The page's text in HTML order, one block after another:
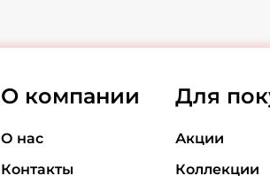
О компании
О нас
Контакты
Для
Акции
Коллекции